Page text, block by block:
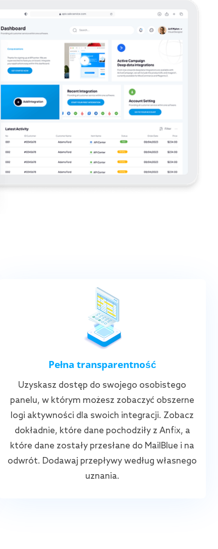
Pełna transparentność
Uzyskasz dostęp do swojego osobistego
panelu, w którym możesz zobaczyć obszerne
logi aktywności dla swoich integracji. Zobacz
dokładnie, które dane pochodziły z Anfix, a
które dane zostały przesłane do MailBlue i na
odwrót. Dodawaj przepływy według własnego
uznania.